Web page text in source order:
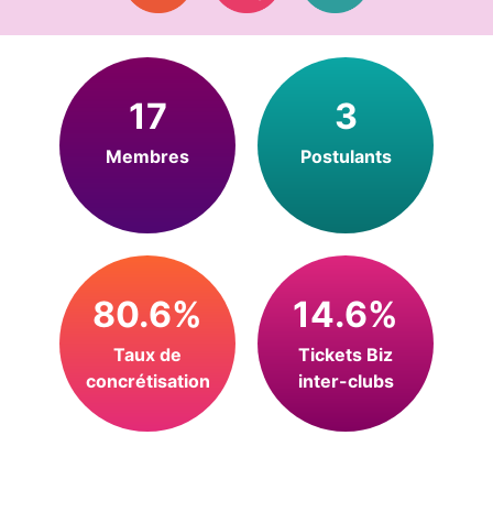
17
Membres
3
Postulants
80.6%
Taux de
concrétisation
14.6%
Tickets Biz
inter-clubs